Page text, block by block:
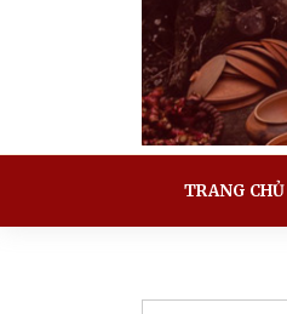
TRANG CHỦ